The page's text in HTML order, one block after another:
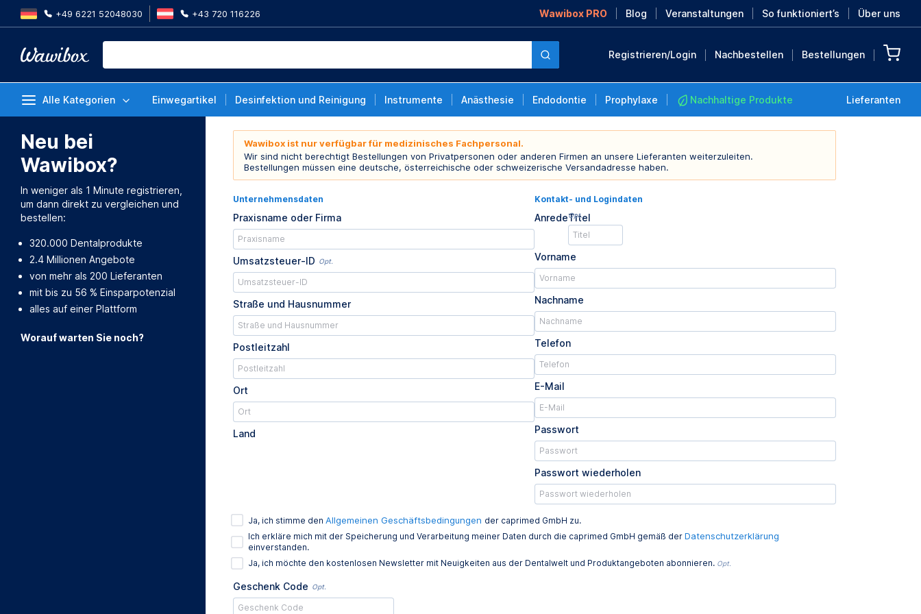
+49 6221 52048030 +43 720 116226 Wawibox PRO Blog Veranstaltungen So funktioniert’s Über uns
Registrieren/Login Nachbestellen Bestellungen
Alle Kategorien Einwegartikel Desinfektion und Reinigung Instrumente Anästhesie Endodontie Prophylaxe Nachhaltige Produkte Lieferanten
MEHR ENTDECKEN
Neu bei
Wawibox?
In weniger als 1 Minute registrieren,
um dann direkt zu vergleichen und
bestellen:
320.000 Dentalprodukte
2.4 Millionen Angebote
von mehr als 200 Lieferanten
mit bis zu 56 % Einsparpotenzial
alles auf einer Plattform
Worauf warten Sie noch?
Wawibox ist nur verfügbar für medizinisches Fachpersonal.
Wir sind nicht berechtigt Bestellungen von Privatpersonen oder anderen Firmen an unsere Lieferanten weiterzuleiten.
Bestellungen müssen eine deutsche, österreichische oder schweizerische Versandadresse haben.
Unternehmensdaten
Praxisname oder Firma
Umsatzsteuer-ID Opt.
Straße und Hausnummer
Postleitzahl
Ort
Land
Kontakt- und Logindaten
AnredeTitel
Opt.
Vorname
Nachname
Telefon
E-Mail
Passwort
Passwort wiederholen
Ja, ich stimme den Allgemeinen Geschäftsbedingungen der caprimed GmbH zu.
Ich erkläre mich mit der Speicherung und Verarbeitung meiner Daten durch die caprimed GmbH gemäß der Datenschutzerklärung
einverstanden.
Ja, ich möchte den kostenlosen Newsletter mit Neuigkeiten aus der Dentalwelt und Produktangeboten abonnieren. Opt.
Geschenk Code Opt.